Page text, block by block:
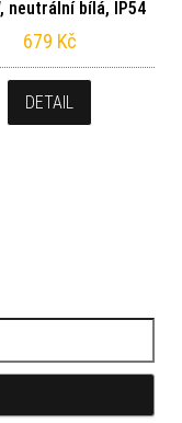
neutrální bílá, IP54
679 Kč
DETAIL